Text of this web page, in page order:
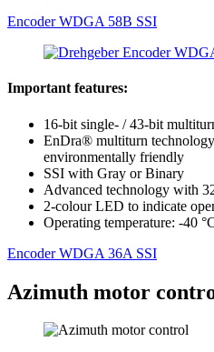
Encoder WDGA 58B SSI
Important features:
16-bit single- / 43-bit
EnDra® multiturn
environmentally friendly
SSI with Gray or Binary
Advanced technology with
2-colour LED to indicate
Operating temperature: -40
Encoder WDGA 36A SSI
Azimuth motor